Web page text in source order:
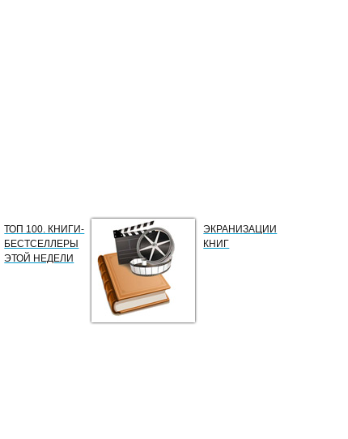
ТОП 100. КНИГИ-
БЕСТСЕЛЛЕРЫ
ЭТОЙ НЕДЕЛИ
ЭКРАНИЗАЦИИ
КНИГ